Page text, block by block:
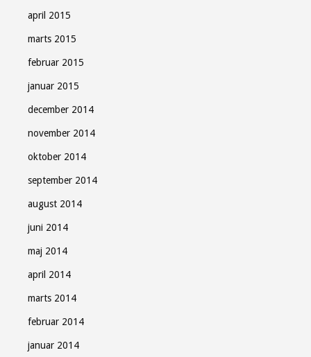
april 2015
marts 2015
februar 2015
januar 2015
december 2014
november 2014
oktober 2014
september 2014
august 2014
juni 2014
maj 2014
april 2014
marts 2014
februar 2014
januar 2014